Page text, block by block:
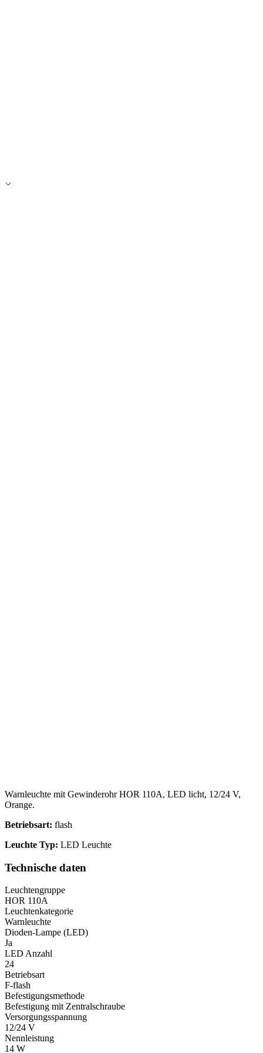
Warnleuchte mit Gewinderohr HOR 110A, LED licht, 12/24 V,
Orange.
Betriebsart: flash
Leuchte Typ: LED Leuchte
Technische daten
Leuchtengruppe
HOR 110A
Leuchtenkategorie
Warnleuchte
Dioden-Lampe (LED)
Ja
LED Anzahl
24
Betriebsart
F-flash
Befestigungsmethode
Befestigung mit Zentralschraube
Versorgungsspannung
12/24 V
Nennleistung
14 W